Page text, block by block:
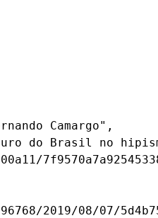
Camargo",
do Brasil no
2019/08/07/